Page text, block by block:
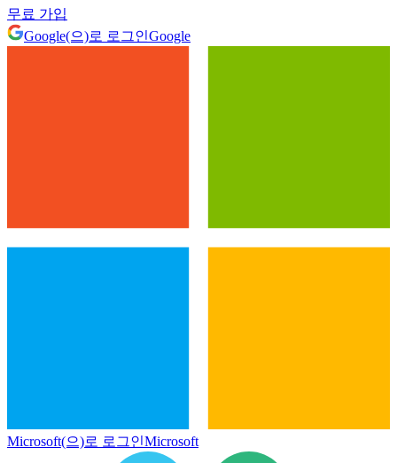
무료 가입
Google(으)로 로그인Google
Microsoft(으)로 로그인Microsoft